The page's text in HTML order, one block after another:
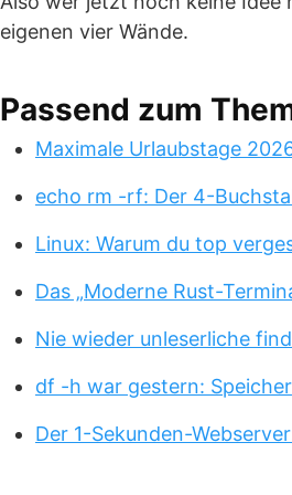
eigenen vier Wände.
Passend zum
Maximale Urlaubstage
echo rm -rf: Der 4-
Linux: Warum du top
Das „Moderne Rust-
Nie wieder unleserliche
df -h war gestern:
Der 1-Sekunden-